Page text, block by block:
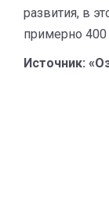
развития, в
примерно 400
Источник: